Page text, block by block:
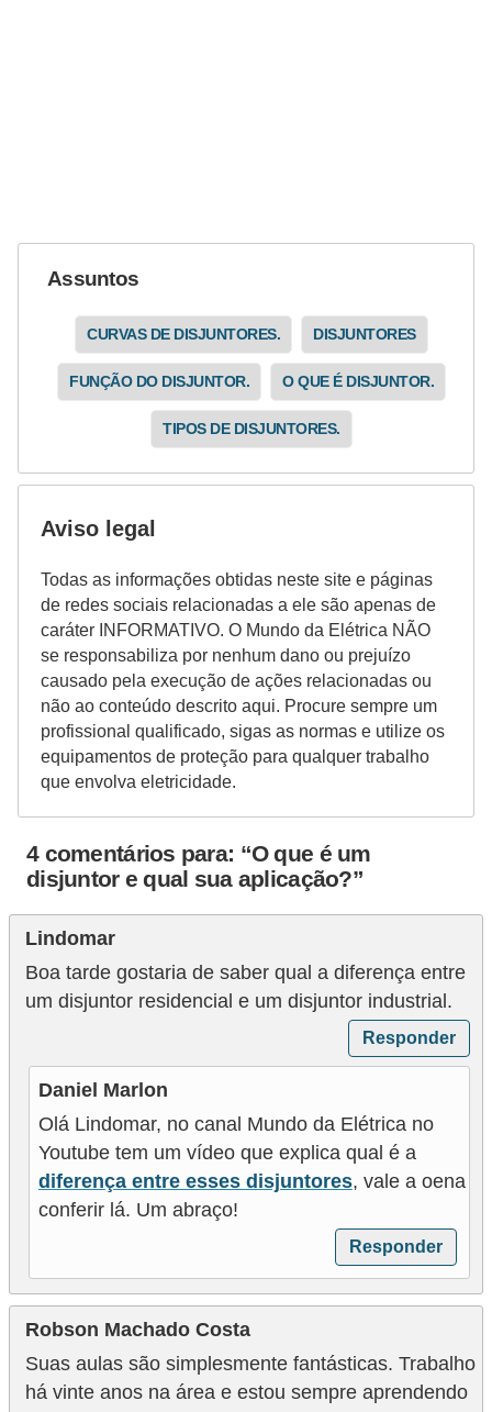
Assuntos
CURVAS DE DISJUNTORES. DISJUNTORES
FUNÇÃO DO DISJUNTOR. O QUE É DISJUNTOR.
TIPOS DE DISJUNTORES.
Aviso legal
Todas as informações obtidas neste site e páginas
de redes sociais relacionadas a ele são apenas de
caráter INFORMATIVO. O Mundo da Elétrica NÃO
se responsabiliza por nenhum dano ou prejuízo
causado pela execução de ações relacionadas ou
não ao conteúdo descrito aqui. Procure sempre um
profissional qualificado, sigas as normas e utilize os
equipamentos de proteção para qualquer trabalho
que envolva eletricidade.
4 comentários para: “O que é um
disjuntor e qual sua aplicação?”
Lindomar
Boa tarde gostaria de saber qual a diferença entre
um disjuntor residencial e um disjuntor industrial.
Responder
Daniel Marlon
Olá Lindomar, no canal Mundo da Elétrica no
Youtube tem um vídeo que explica qual é a
diferença entre esses disjuntores, vale a oena
conferir lá. Um abraço!
Responder
Robson Machado Costa
Suas aulas são simplesmente fantásticas. Trabalho
há vinte anos na área e estou sempre aprendendo
o
u
e
a
s
e
l
é
t
r
i
c
o
s
e
u
r
a
n
ç
a
m
e
l
e